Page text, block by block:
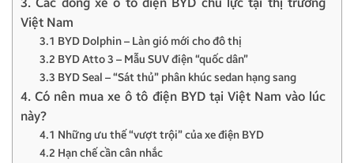
Việt Nam
3.1 BYD Dolphin – Làn gió mới cho đô thị
3.2 BYD Atto 3 – Mẫu SUV điện “quốc dân”
3.3 BYD Seal – “Sát thủ” phân khúc sedan hạng sang
4. Có nên mua xe ô tô điện BYD tại Việt Nam vào lúc
này?
4.1 Những ưu thế “vượt trội” của xe điện BYD
4.2 Hạn chế cần cân nhắc